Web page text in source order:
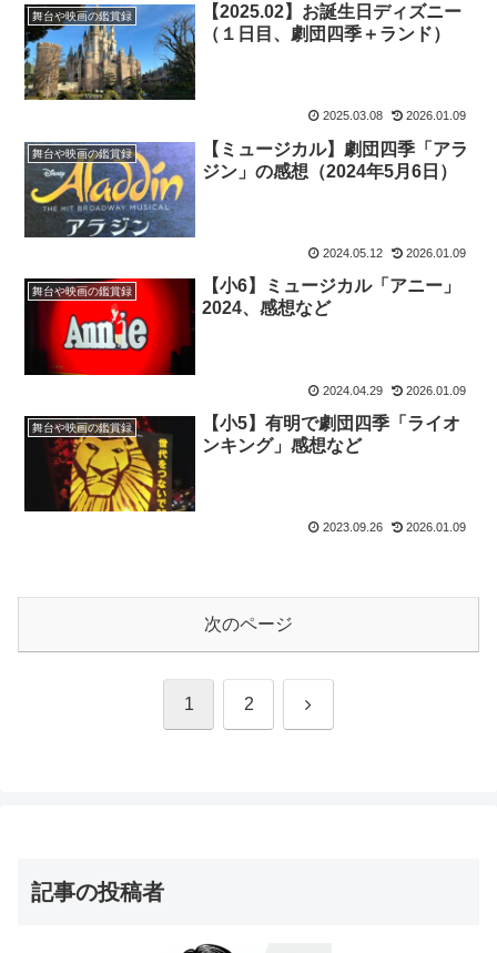
舞台や映画の鑑賞録
【2025.02】お誕生日ディズニー
（１日目、劇団四季＋ランド）
2025.03.08 2026.01.09
舞台や映画の鑑賞録
【ミュージカル】劇団四季「アラ
ジン」の感想（2024年5月6日）
2024.05.12 2026.01.09
舞台や映画の鑑賞録
【小6】ミュージカル「アニー」
2024、感想など
2024.04.29 2026.01.09
舞台や映画の鑑賞録
【小5】有明で劇団四季「ライオ
ンキング」感想など
2023.09.26 2026.01.09
次のページ
1 2 次
記事の投稿者